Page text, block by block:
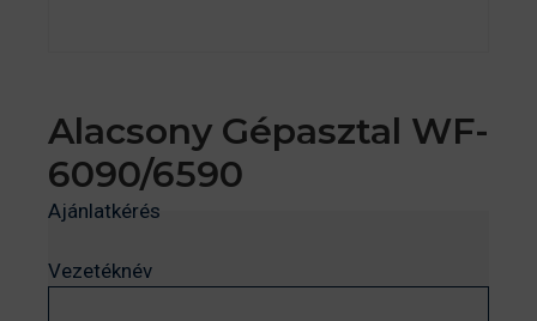
Alacsony Gépasztal WF-
6090/6590
Ajánlatkérés
Vezetéknév